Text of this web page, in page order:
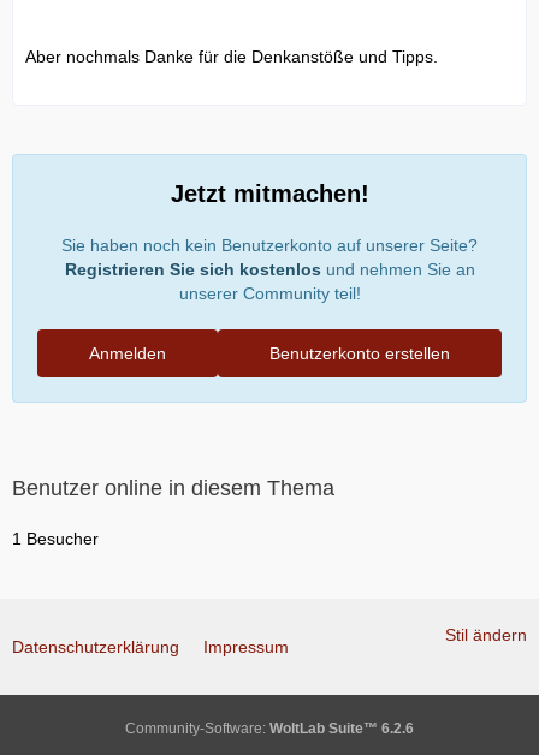
Aber nochmals Danke für die Denkanstöße und Tipps.
Jetzt mitmachen!
Sie haben noch kein Benutzerkonto auf unserer Seite?
Registrieren Sie sich kostenlos und nehmen Sie an
unserer Community teil!
Benutzerkonto erstellen
Anmelden
Benutzer online in diesem Thema
1 Besucher
Stil ändern
Datenschutzerklärung Impressum
Community-Software: WoltLab Suite™ 6.2.6